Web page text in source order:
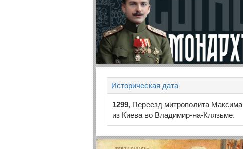
Историческая дата
1299, Переезд митрополита Максима
из Киева во Владимир-на-Клязьме.